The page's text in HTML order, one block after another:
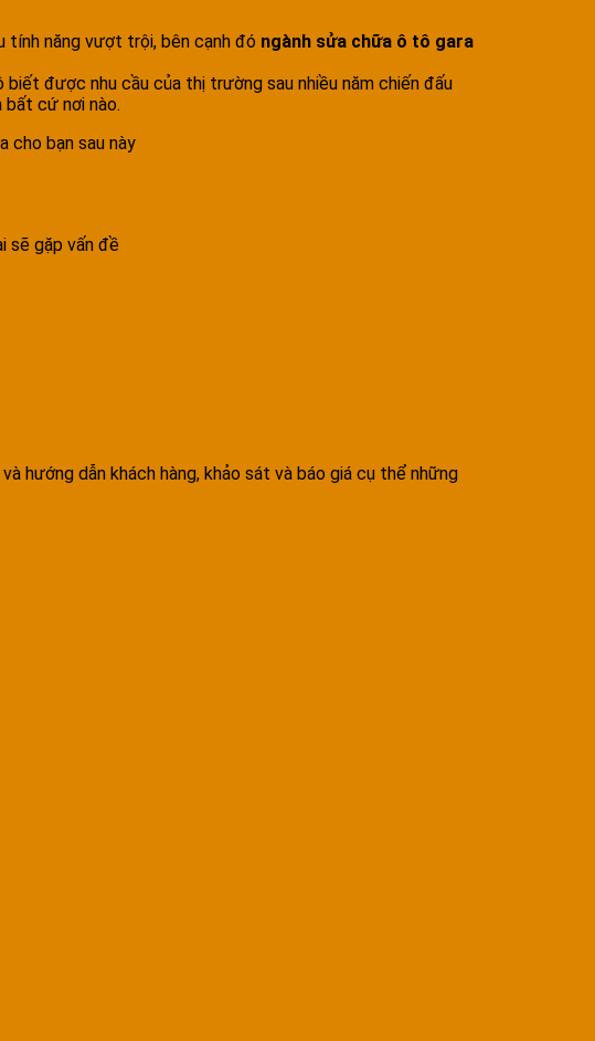
tính năng vượt trội, bên cạnh đó ngành sửa chữa ô tô gara
được nhu cầu của thị trường sau nhiều năm chiến đấu
bất cứ nơi nào.
cho bạn sau này
sẽ gặp vấn đề
hướng dẫn khách hàng, khảo sát và báo giá cụ thể những